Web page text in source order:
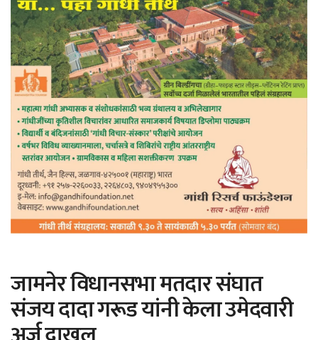
जामनेर विधानसभा मतदार संघात
संजय दादा गरूड यांनी केला उमेदवारी